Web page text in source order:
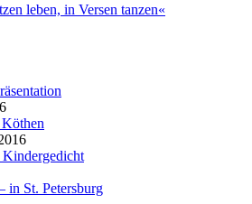
leben, in Versen tanzen«
in St. Petersburg